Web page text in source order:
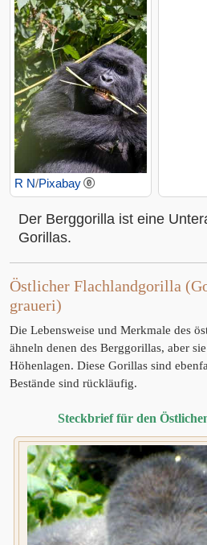
R N/Pixabay
Der Berggorilla ist eine
Gorillas.
Östlicher Flachlandgorilla
graueri)
Die Lebensweise und Merkmale des
ähneln denen des Berggorillas, aber
Höhenlagen. Diese Gorillas sind
Bestände sind rückläufig.
Steckbrief für den